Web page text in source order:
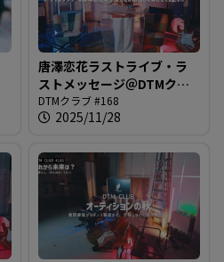
唐澤恋花ラストライブ・ラ
ストメッセージ＠DTMクラ
ブ #168
DTMクラブ #168
2025/11/28